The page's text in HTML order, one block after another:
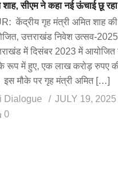
शाह, सीएम ने कहा नई ऊंचाई छू
केंद्रीय गृह मंत्री अमित शाह की
उत्तराखंड निवेश उत्सव-2025
में दिसंबर 2023 में आयोजित
रूप में हुए, एक लाख करोड़ रुपए
इस मौके पर गृह मंत्री अमित […]
Dialogue
JULY 19, 2025
0